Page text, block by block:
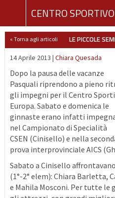
« Torna agli articoli LE PICCOLE
14 Aprile 2013 | Chiara Quesada
Dopo la pausa delle vacanze
Pasquali riprendono a pieno
gli impegni per il Centro
Europa. Sabato e domenica le
ginnaste erano infatti
nel Campionato di Specialità
CSEN (Cinisello) e nella
prova interprovinciale AICS
Sabato a Cinisello
(1°-2° elem): Chiara Barletta,
e Mahila Mosconi. Per tutte le